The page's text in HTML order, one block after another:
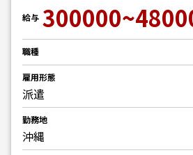
給与
職種
雇用形態
派遣
勤務地
沖縄